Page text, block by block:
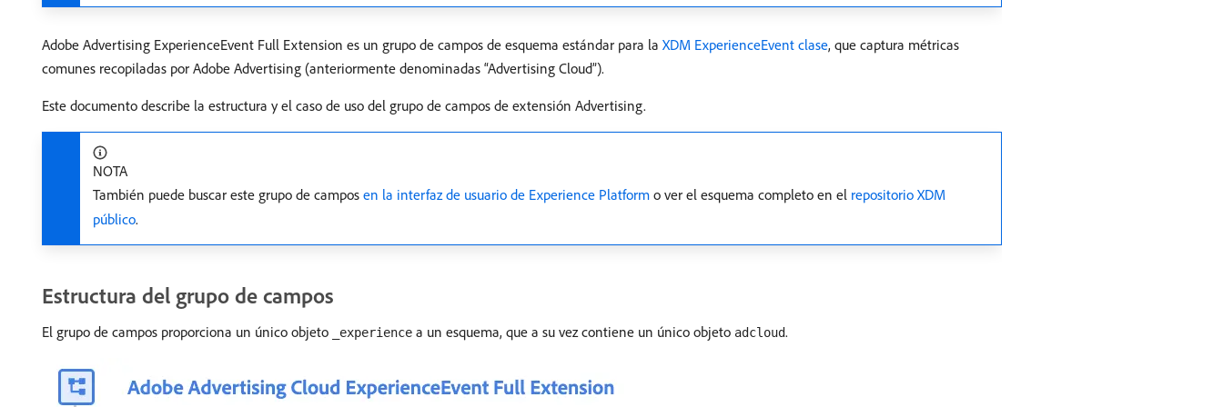
Adobe Advertising ExperienceEvent Full Extension es un grupo de campos de esquema estándar para la XDM ExperienceEvent clase, que captura métricas
comunes recopiladas por Adobe Advertising (anteriormente denominadas “Advertising Cloud”).
Este documento describe la estructura y el caso de uso del grupo de campos de extensión Advertising.
NOTA
También puede buscar este grupo de campos en la interfaz de usuario de Experience Platform o ver el esquema completo en el repositorio XDM
público.
Estructura del grupo de campos
El grupo de campos proporciona un único objeto _experience a un esquema, que a su vez contiene un único objeto adcloud.